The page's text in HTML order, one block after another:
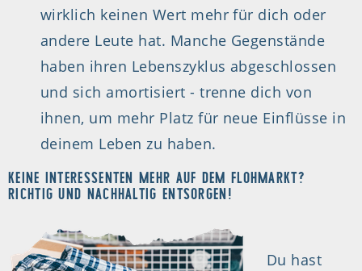
wirklich keinen Wert mehr für dich oder
andere Leute hat. Manche Gegenstände
haben ihren Lebenszyklus abgeschlossen
und sich amortisiert - trenne dich von
ihnen, um mehr Platz für neue Einflüsse in
deinem Leben zu haben.
KEINE INTERESSENTEN MEHR AUF DEM FLOHMARKT?
RICHTIG UND NACHHALTIG ENTSORGEN!
Du hast